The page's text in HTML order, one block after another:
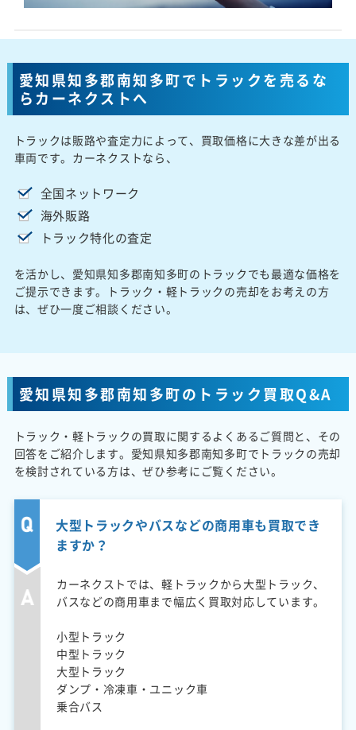
愛知県知多郡南知多町でトラックを売るな
らカーネクストへ
トラックは販路や査定力によって、買取価格に大きな差が出る
車両です。カーネクストなら、
全国ネットワーク
海外販路
トラック特化の査定
を活かし、愛知県知多郡南知多町のトラックでも最適な価格を
ご提示できます。トラック・軽トラックの売却をお考えの方
は、ぜひ一度ご相談ください。
愛知県知多郡南知多町のトラック買取Q&A
トラック・軽トラックの買取に関するよくあるご質問と、その
回答をご紹介します。愛知県知多郡南知多町でトラックの売却
を検討されている方は、ぜひ参考にご覧ください。
大型トラックやバスなどの商用車も買取でき
ますか？
カーネクストでは、軽トラックから大型トラック、
バスなどの商用車まで幅広く買取対応しています。
小型トラック
中型トラック
大型トラック
ダンプ・冷凍車・ユニック車
乗合バス